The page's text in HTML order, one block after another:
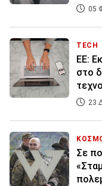
05
TECH
EE:
στο
23
Σε